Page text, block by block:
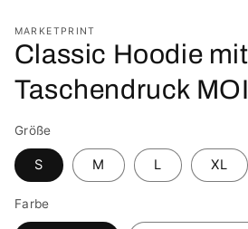
MARKETPRINT
Classic Hoodie mit
Taschendruck
Größe
S M L XL
Farbe